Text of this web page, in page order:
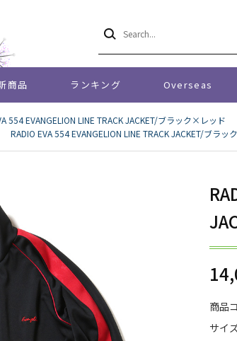
商品 ランキング Overseas
554 EVANGELION LINE TRACK JACKET/ブラック×レッド
RADIO EVA 554 EVANGELION LINE TRACK JACKET/ブラッ
商品
サイ